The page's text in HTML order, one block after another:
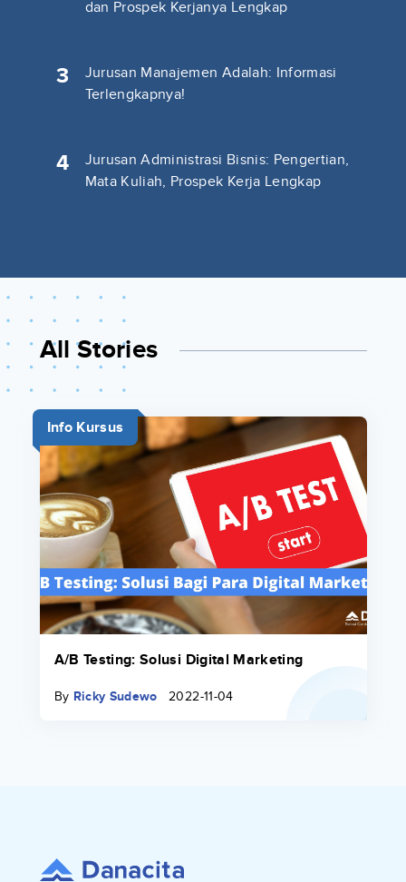
dan Prospek Kerjanya Lengkap
3
Jurusan Manajemen Adalah: Informasi
Terlengkapnya!
4
Jurusan Administrasi Bisnis: Pengertian,
Mata Kuliah, Prospek Kerja Lengkap
All Stories
Info Kursus
A/B Testing: Solusi Digital Marketing
By Ricky Sudewo 2022-11-04